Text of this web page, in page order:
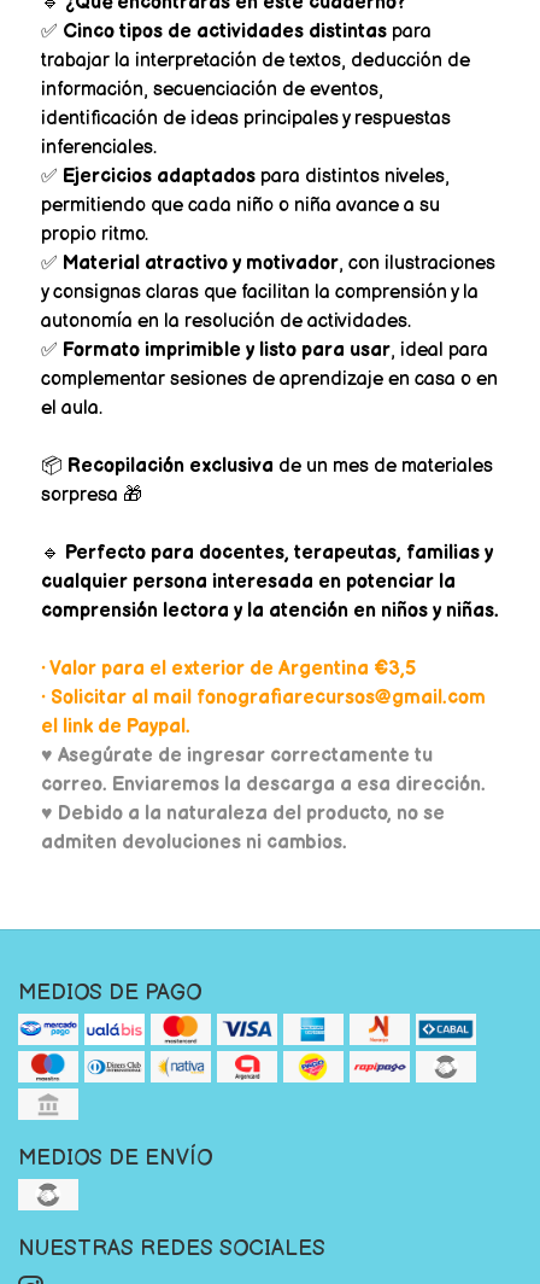
✅ Cinco tipos de actividades distintaspara
trabajar la interpretación de textos, deducción de
información, secuenciación de eventos,
identificación de ideas principales y respuestas
inferenciales.
✅ Ejercicios adaptadospara distintos niveles,
permitiendo que cada niño o niña avance a su
propio ritmo.
✅ Material atractivo y motivador, con ilustraciones
y consignas claras que facilitan la comprensión y la
autonomía en la resolución de actividades.
✅ Formato imprimible y listo para usar, ideal para
complementar sesiones de aprendizaje en casa o en
el aula.
📦 Recopilación exclusiva de un mes de materiales
sorpresa 🎁
🔹 Perfecto para docentes, terapeutas, familias y
cualquier persona interesada en potenciar la
comprensión lectora y la atención en niños y niñas.
• Valor para el exterior de Argentina €3,5
• Solicitar al mail fonografiarecursos@gmail.com
el link de Paypal.
♥ Asegúrate de ingresar correctamente tu
correo. Enviaremos la descarga a esa dirección.
♥ Debido a la naturaleza del producto, no se
admiten devoluciones ni cambios.
MEDIOS DE PAGO
MEDIOS DE ENVÍO
NUESTRAS REDES SOCIALES